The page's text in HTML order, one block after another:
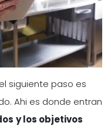
siguiente paso es
Ahi es donde entran
y los objetivos